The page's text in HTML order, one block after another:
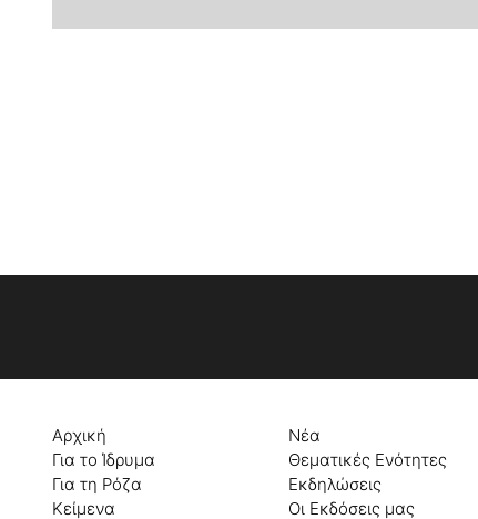
Αρχική
Για το Ίδρυμα
Για τη Ρόζα
Κείμενα
Νέα
Θεματικές Ενότητες
Εκδηλώσεις
Οι Εκδόσεις μας